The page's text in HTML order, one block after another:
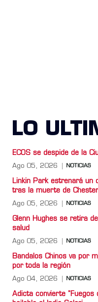
LO
ECOS se despide de la
Ago 05, 2026 NOTICIAS
Linkin Park estrenará un
tras la muerte de
Ago 05, 2026 NOTICIAS
Glenn Hughes se retira
salud
Ago 05, 2026 NOTICIAS
Bandalos Chinos va por
por toda la región
Ago 04, 2026 NOTICIAS
Adicta convierte "Fuegos